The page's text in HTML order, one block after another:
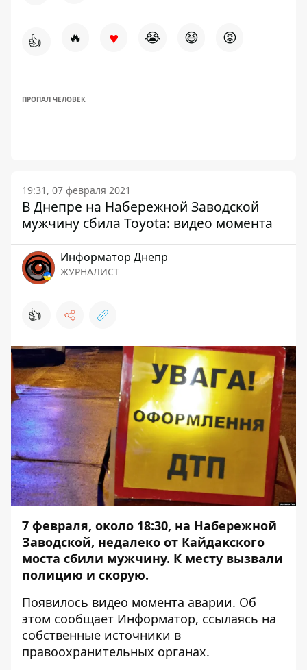
👍 🔥 ♥ 😭 😆 😡
ПРОПАЛ ЧЕЛОВЕК
19:31, 07 февраля 2021
В Днепре на Набережной Заводской
мужчину сбила Toyota: видео момента
Информатор Днепр
ЖУРНАЛИСТ
👍
7 февраля, около 18:30, на Набережной
Заводской, недалеко от Кайдакского
моста сбили мужчину. К месту вызвали
полицию и скорую.
Появилось видео момента аварии. Об
этом сообщает Информатор, ссылаясь на
собственные источники в
правоохранительных органах.